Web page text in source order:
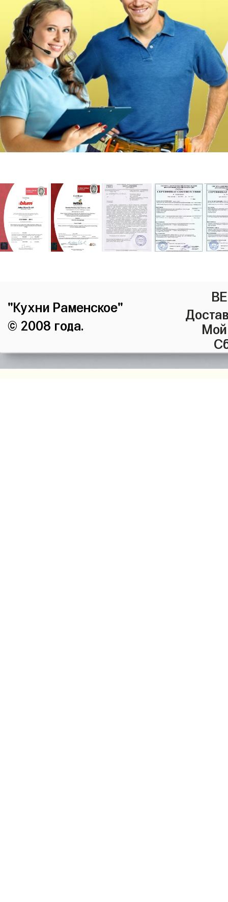
"Кухни Раменское"
© 2008 года.